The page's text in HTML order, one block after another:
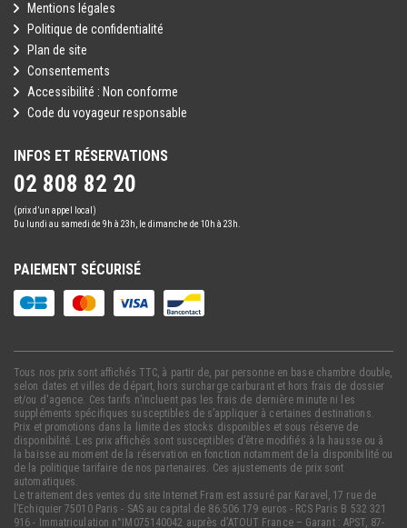
Mentions légales
Politique de confidentialité
Plan de site
Consentements
Accessibilité : Non conforme
Code du voyageur responsable
INFOS ET RÉSERVATIONS
02 808 82 20
(prix d’un appel local)
Du lundi au samedi de 9h à 23h, le dimanche de 10h à 23h.
PAIEMENT SÉCURISÉ
Tous nos prix sont affichés TTC, à partir de, par personne en base chambre double,
selon dates et villes de départ, hors surcharge carburant et hors frais de dossier
et/ou d'agence. Ces tarifs n’incluent pas les frais de dernière minute ni les
suppléments spécifiques susceptibles de s’appliquer à certaines destinations.
Prix et promotions dans la limite des stocks disponibles et sous réserve de
disponibilité. Les prix affichés sont susceptibles d’être modifiés à la hausse ou à
la baisse au moment de la réservation en fonction notamment de la disponibilité ou
de la politique tarifaire de nos partenaires. Ces ajustements de prix sont
automatiques.
Le traitement des ventes du site Internet Fram est assuré par Karavel, 17 rue de
l’Echiquier 75010 Paris - SAS au capital de 86.506.179 euros - RCS Paris B 532 321
916 - Immatriculation n°IM075140042 auprès d’ATOUT France – Garant : APST, 87-